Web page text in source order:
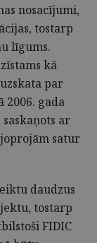
nosacījumi,
tostarp
līgums.
kā
par
2006. gada
ar
satur
daudzus
tostarp
FIDIC